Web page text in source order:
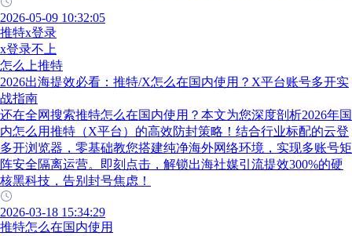
2026-05-09 10:32:05
推特x登录
x登录不上
怎么上推特
2026出海提效必看：推特/X怎么在国内使用？X平台账号多开实
战指南
还在全网搜索推特怎么在国内使用？本文为您深度剖析2026年国
内怎么用推特（X平台）的高效防封策略！结合行业标配的云登
多开浏览器，零基础教您搭建纯净海外网络环境，实现多账号矩
阵安全隔离运营。即刻点击，解锁出海社媒引流提效300%的硬
核黑科技，告别封号焦虑！
2026-03-18 15:34:29
推特怎么在国内使用